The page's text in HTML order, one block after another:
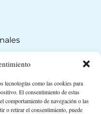
tecnologías como las cookies para
El consentimiento de estas
comportamiento de navegación o las
o retirar el consentimiento, puede